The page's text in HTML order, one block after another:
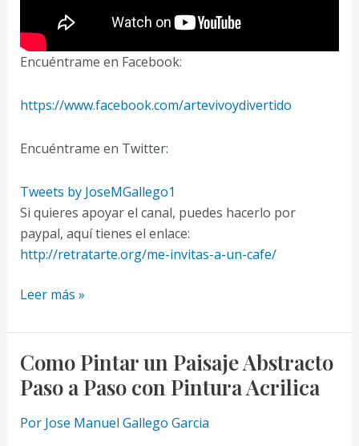
Encuéntrame en Facebook:
https://www.facebook.com/artevivoydivertido
Encuéntrame en Twitter:
Tweets by JoseMGallego1
Si quieres apoyar el canal, puedes hacerlo por
paypal, aquí tienes el enlace:
http://retratarte.org/me-invitas-a-un-cafe/
Aprende
Dibujar
un
Paisaje
en
Perspectiva
Leer más »
Como Pintar un Paisaje Abstracto
Paso a Paso con Pintura Acrilica
Por Jose Manuel Gallego Garcia